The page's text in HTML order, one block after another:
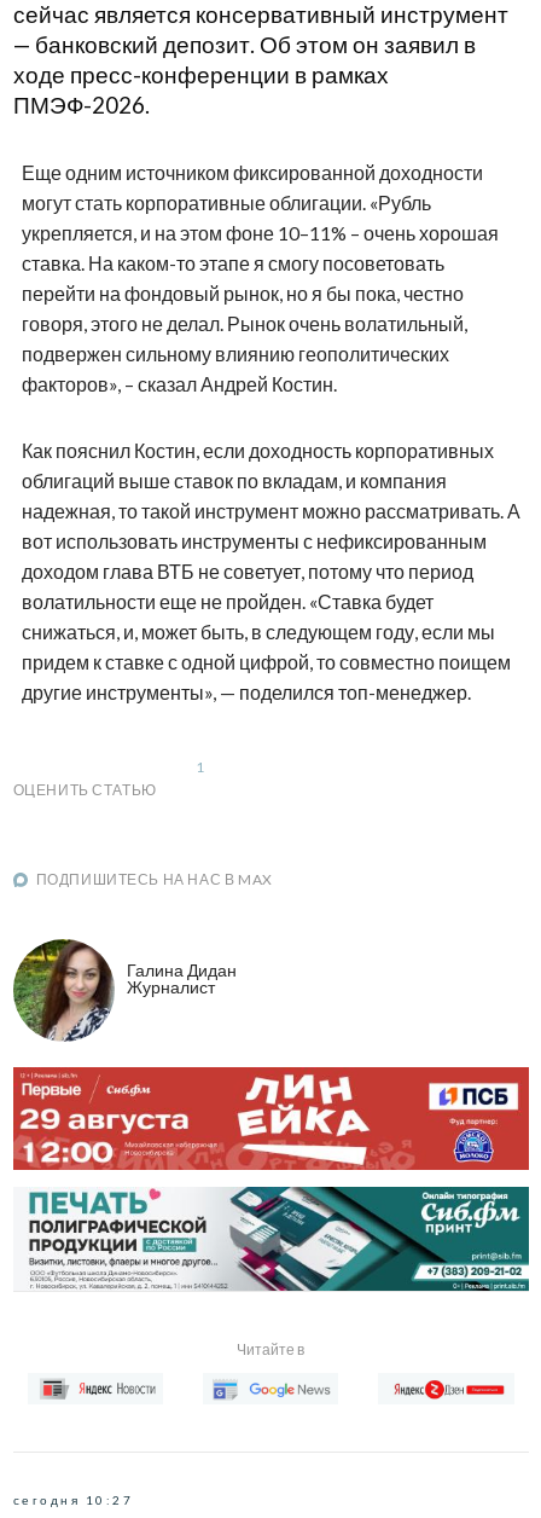
сейчас является консервативный инструмент
— банковский депозит. Об этом он заявил в
ходе пресс-конференции в рамках
ПМЭФ-2026.
Еще одним источником фиксированной доходности
могут стать корпоративные облигации. «Рубль
укрепляется, и на этом фоне 10–11% – очень хорошая
ставка. На каком-то этапе я смогу посоветовать
перейти на фондовый рынок, но я бы пока, честно
говоря, этого не делал. Рынок очень волатильный,
подвержен сильному влиянию геополитических
факторов», – сказал Андрей Костин.
Как пояснил Костин, если доходность корпоративных
облигаций выше ставок по вкладам, и компания
надежная, то такой инструмент можно рассматривать. А
вот использовать инструменты с нефиксированным
доходом глава ВТБ не советует, потому что период
волатильности еще не пройден. «Ставка будет
снижаться, и, может быть, в следующем году, если мы
придем к ставке с одной цифрой, то совместно поищем
другие инструменты», — поделился топ-менеджер.
ОЦЕНИТЬ СТАТЬЮ
1
ПОДПИШИТЕСЬ НА НАС В MAX
Галина Дидан
Журналист
Читайте в
сегодня 10:27